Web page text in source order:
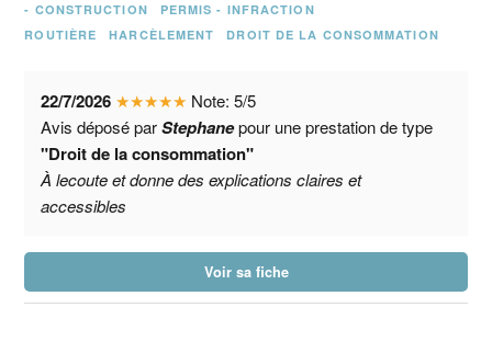
- CONSTRUCTION
PERMIS - INFRACTION
ROUTIÈRE
HARCÈLEMENT DROIT DE LA CONSOMMATION
22/7/2026 ★★★★★ Note:5/5
Avis déposé parStephanepour une prestation de type
"Droit de la consommation"
À lecoute et donne des explications claires et
accessibles
Voir sa fiche